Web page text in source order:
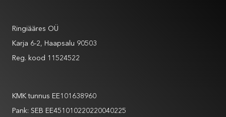
Ringiääres OÜ
Karja 6-2, Haapsalu 90503
Reg. kood 11524522
KMK tunnus EE101638960
Pank: SEB EE451010220220040225